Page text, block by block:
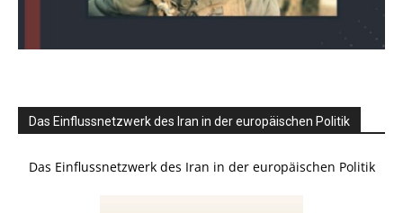
Das Einflussnetzwerk des Iran in der europäischen Politik
Das Einflussnetzwerk des Iran in der europäischen Politik